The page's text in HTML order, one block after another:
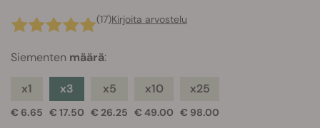
(17)Kirjoita arvostelu
Siementen määrä:
x1
€ 6.65
x3
€ 17.50
x5
€ 26.25
x10
€ 49.00
x25
€ 98.00